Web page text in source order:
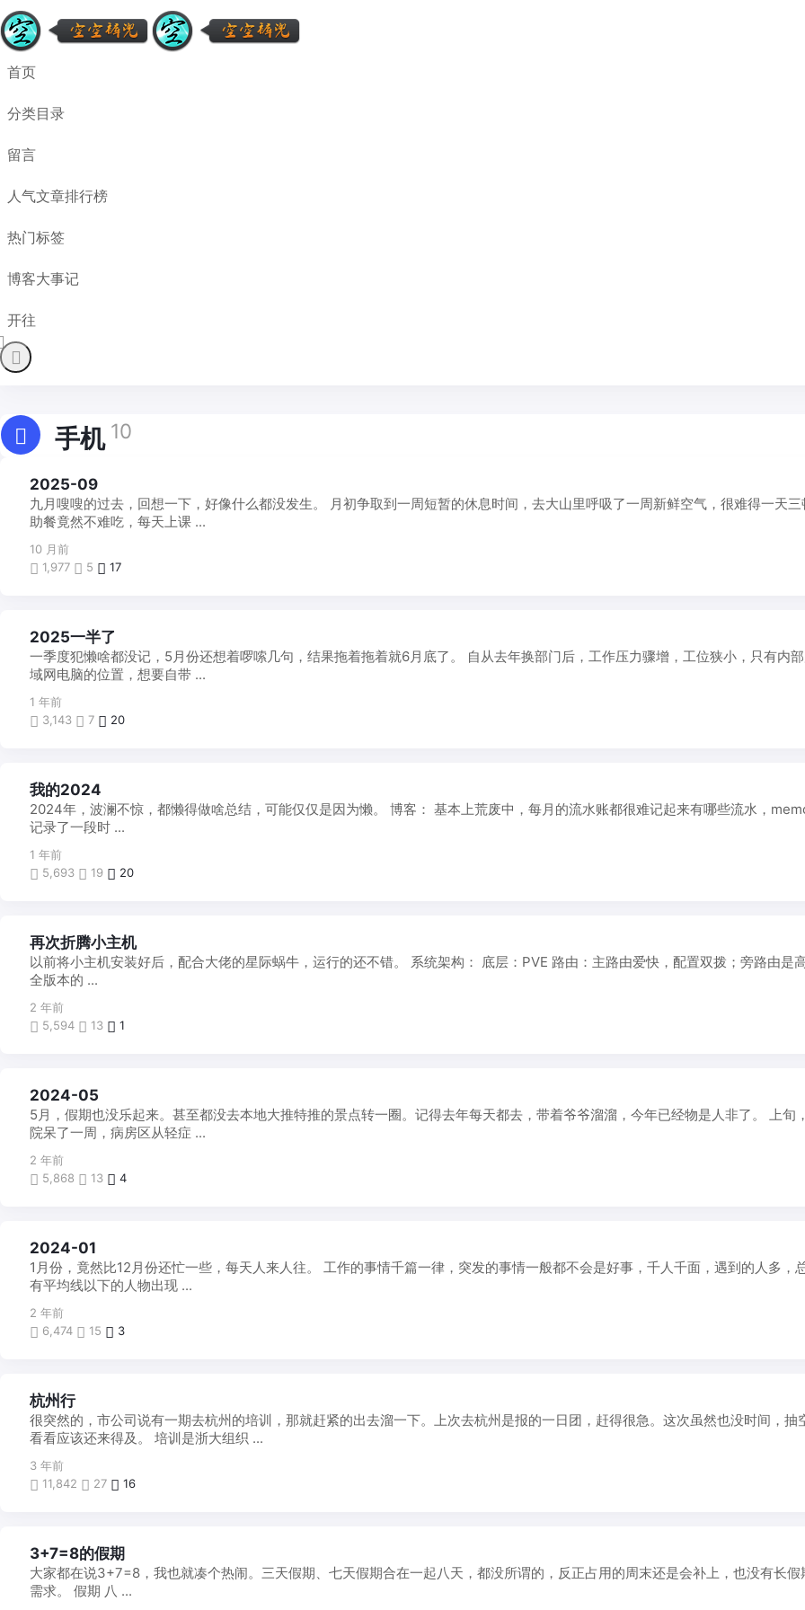
首页
分类目录
留言
人气文章排行榜
热门标签
博客大事记
开往
手机 10
2025-09
九月嗖嗖的过去，回想一下，好像什么都没发生。 月初争取到一周短暂的休息时间，去大山里呼吸了一周新鲜空气，很难得一天三
助餐竟然不难吃，每天上课 ...
10 月前
1,977
5 17
一
帖
2025一半了
一季度犯懒啥都没记，5月份还想着啰嗦几句，结果拖着拖着就6月底了。 自从去年换部门后，工作压力骤增，工位狭小，只有内
域网电脑的位置，想要自带 ...
1 年前
3,143
7 20
每
帖
我的2024
2024年，波澜不惊，都懒得做啥总结，可能仅仅是因为懒。 博客： 基本上荒废中，每月的流水账都很难记起来有哪些流水，
记录了一段时 ...
1 年前
5,693
19 20
言
再次折腾小主机
以前将小主机安装好后，配合大佬的星际蜗牛，运行的还不错。 系统架构： 底层：PVE 路由：主路由爱快，配置双拨；旁路由是
全版本的 ...
2 年前
5,594
13 1
帖
2024-05
5月，假期也没乐起来。甚至都没去本地大推特推的景点转一圈。记得去年每天都去，带着爷爷溜溜，今年已经物是人非了。 上旬
院呆了一周，病房区从轻症 ...
2 年前
5,868
13 4
2024-01
1月份，竟然比12月份还忙一些，每天人来人往。 工作的事情千篇一律，突发的事情一般都不会是好事，千人千面，遇到的人多，
有平均线以下的人物出现 ...
2 年前
6,474
15 3
兜
转
杭州行
很突然的，市公司说有一期去杭州的培训，那就赶紧的出去溜一下。上次去杭州是报的一日团，赶得很急。这次虽然也没时间，抽
看看应该还来得及。 培训是浙大组织 ...
3 年前
11,842
27 16
3+7=8的假期
大家都在说3+7=8，我也就凑个热闹。三天假期、七天假期合在一起八天，都没所谓的，反正占用的周末还是会补上，也没有长假
需求。 假期 八 ...